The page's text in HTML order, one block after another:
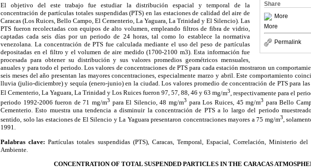
Share
More
More
Permalink
El objetivo del este trabajo fue estudiar la distribución espacial y temporal de la
concentración de partículas totales suspendidas (PTS) en las estaciones de calidad del aire de
Caracas (Los Ruices, Bello Campo, El Cementerio, La Yaguara, La Trinidad y El Silencio). Las
PTS fueron recolectadas con equipos de alto volumen, empleando filtros de fibra de vidrio,
captadas cada seis días por un periodo de 24 horas, tal como lo establece la normativa
venezolana. La concentración de PTS fue calculada mediante el uso del peso de partículas
depositadas en el filtro y el volumen de aire medido (1700-2100 m3). Esta información fue
procesada para obtener su distribución y sus valores promedios geométricos mensuales,
anuales y para todo el periodo. Los valores de concentraciones de PTS para cada estación mostraron un
seis meses del año presentan las mayores concentraciones, especialmente marzo y abril. Este comportamiento
lluvia (julio-diciembre) y sequía (enero-junio) en la ciudad. Los valores promedio de concentración de PTS para
El Cementerio, La Yaguara, La Trinidad y Los Ruices fueron 97, 57, 88, 46 y 63 mg/m3 , respectivamente para el
periodo 1992-2006 fueron de 71mg/m3 para El Silencio, 48mg/m3 para Los Ruices, 45mg/m3 para Bello
Cementerio. Esto muestra una tendencia a disminuir la concentración de PTS a lo largo del periodo
sentido, solo las estaciones de El Silencio y La Yaguara presentaron concentraciones mayores a 75 mg/m3,
1991.
Palabras clave:Partículas totales suspendidas (PTS), Caracas, Temporal, Espacial, Correlación, Ministerio
Ambiente.
CONCENTRATION OF TOTAL SUSPENDED PARTICLES IN THE CARACAS